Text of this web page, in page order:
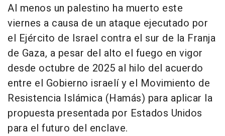
Al menos un palestino ha muerto este
viernes a causa de un ataque ejecutado por
el Ejército de Israel contra el sur de la Franja
de Gaza, a pesar del alto el fuego en vigor
desde octubre de 2025 al hilo del acuerdo
entre el Gobierno israelí y el Movimiento de
Resistencia Islámica (Hamás) para aplicar la
propuesta presentada por Estados Unidos
para el futuro del enclave.